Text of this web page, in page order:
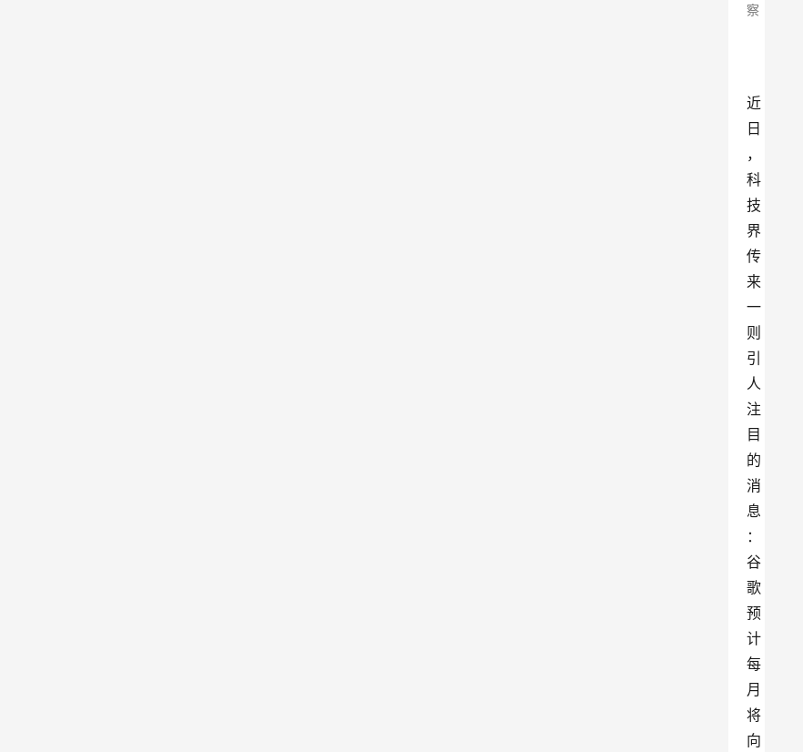
察
近
日
，
科
技
界
传
来
一
则
引
人
注
目
的
消
息
：
谷
歌
预
计
每
月
将
向